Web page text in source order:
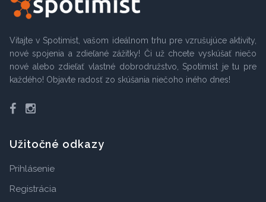
Vitajte v Spotimist, vašom ideálnom trhu pre vzrušujúce aktivity,
nové spojenia a zdieľané zážitky! Či už chcete vyskúšať niečo
nové alebo zdieľať vlastné dobrodružstvo, Spotimist je tu pre
každého! Objavte radosť zo skúšania niečoho iného dnes!
Facebook
Instagram
Užitočné odkazy
Prihlásenie
Registrácia